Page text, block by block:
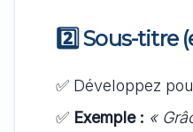
2️⃣ Sous-titre
✅ Développez
✅ Exemple : «